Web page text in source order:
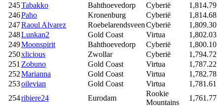
245Tabakko Bahthoevedorp Cyberië
1,814.79
246Paho Kronenburg Cyberië
1,814.68
247Raoul Alvarez RoebelarendsveenCyberië
1,809.30
248Lunkan2 Gold Coast Virtua
1,802.03
249Moonspirit Bahthoevedorp Cyberië
1,800.10
250xlicious Zwollar Cyberië
1,794.72
251 Zobuno Gold Coast Virtua
1,787.22
252Marianna Gold Coast Virtua
1,782.78
253oilevian Gold Coast Virtua
1,781.61
254ribiere24 Eurodam
Rookie
Mountains
1,761.77